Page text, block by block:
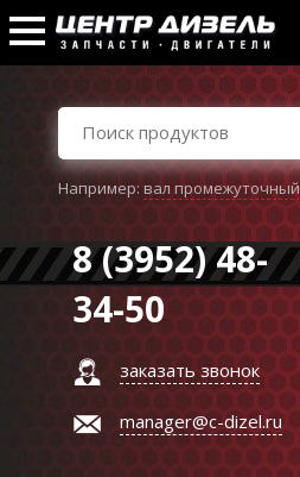
Например:вал промежуточный
8 (3952) 48-
34-50
заказать звонок
manager@c-dizel.ru